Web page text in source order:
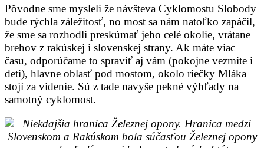
Pôvodne sme mysleli že návšteva Cyklomostu Slobody
bude rýchla záležitosť, no most sa nám natoľko zapáčil,
že sme sa rozhodli preskúmať jeho celé okolie, vrátane
brehov z rakúskej i slovenskej strany. Ak máte viac
času, odporúčame to spraviť aj vám (pokojne vezmite i
deti), hlavne oblasť pod mostom, okolo riečky Mláka
stojí za videnie. Sú z tade navyše pekné výhľady na
samotný cyklomost.